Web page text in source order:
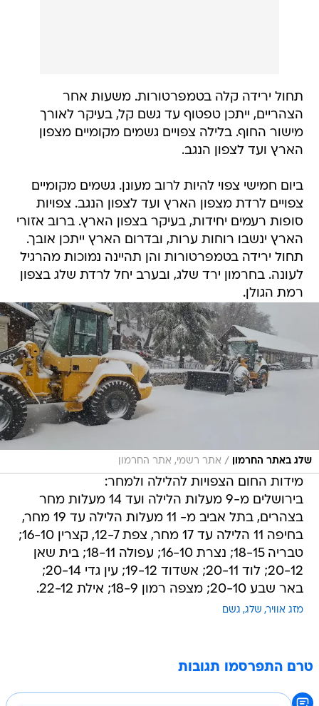
תחול ירידה קלה בטמפרטורות. משעות אחר
הצהריים, ייתכן טפטוף עד גשם קל, בעיקר לאורך
מישור החוף. בלילה צפויים גשמים מקומיים מצפון
הארץ ועד לצפון הנגב.
ביום חמישי צפוי להיות לרוב מעונן. גשמים מקומיים
צפויים לרדת מצפון הארץ ועד לצפון הנגב. צפויות
סופות רעמים יחידות, בעיקר בצפון הארץ. ברוב אזורי
הארץ ינשבו רוחות ערות, ובדרום הארץ ייתכן אובך.
תחול ירידה בטמפרטורות והן תהיינה נמוכות מהרגיל
לעונה. בחרמון ירד שלג, ובערב יחל לרדת שלג בצפון
רמת הגולן.
שלג באתר החרמון / אתר רשמי, אתר החרמון
מידות החום הצפויות להלילה ולמחר:
בירושלים מ-9 מעלות הלילה ועד 14 מעלות מחר
בצהרים, בתל אביב מ- 11 מעלות הלילה עד 19 מחר,
בחיפה 11 הלילה עד 17 מחר, צפת 12-7, קצרין 16-10;
טבריה 18-15; נצרת 16-10; עפולה 18-11; בית שאן
20-12; לוד 20-11; אשדוד 19-12; עין גדי 20-14;
באר שבע 20-10; מצפה רמון 18-9; אילת 22-12.
מזג אוויר שלג גשם
טרם התפרסמו תגובות